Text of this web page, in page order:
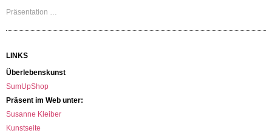
Präsentation …
LINKS
Überlebenskunst
SumUpShop
Präsent im Web unter:
Susanne Kleiber
Kunstseite